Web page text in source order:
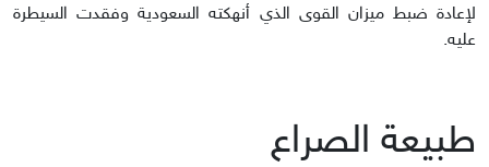
لإعادة ضبط ميزان القوى الذي أنهكته السعودية وفقدت السيطرة
عليه.
طبيعة الصراع